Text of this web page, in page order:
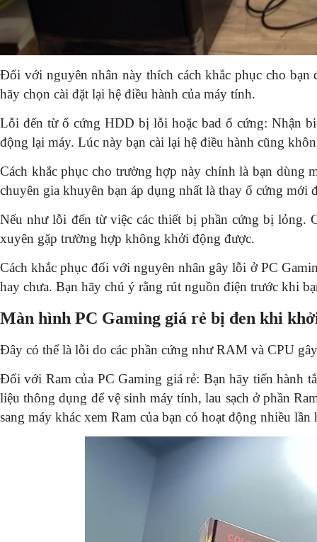
Đối với nguyên nhân này thích cách khắc phục cho bạn
hãy chọn cài đặt lại hệ điều hành của máy tính.
Lỗi đến từ ổ cứng HDD bị lỗi hoặc bad ổ cứng: Nhận
động lại máy. Lúc này bạn cài lại hệ điều hành cũng
Cách khắc phục cho trường hợp này chính là bạn dùng
chuyên gia khuyên bạn áp dụng nhất là thay ổ cứng
Nếu như lỗi đến từ việc các thiết bị phần cứng bị lỏng.
xuyên gặp trường hợp không khởi động được.
Cách khắc phục đối với nguyên nhân gây lỗi ở PC
hay chưa. Bạn hãy chú ý rằng rút nguồn điện trước khi
Màn hình PC Gaming giá rẻ bị đen khi
Đây có thể là lỗi do các phần cứng như RAM và CPU
Đối với Ram của PC Gaming giá rẻ: Bạn hãy tiến hành
liệu thông dụng để vệ sinh máy tính, lau sạch ở phần
sang máy khác xem Ram của bạn có hoạt động nhiều